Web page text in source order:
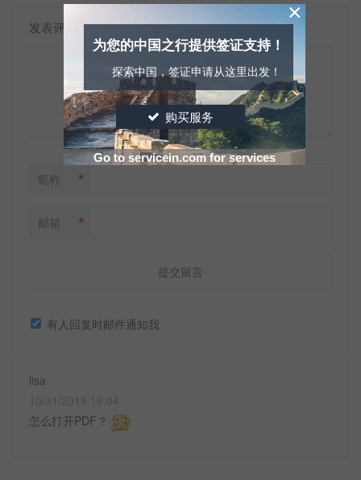
发表评论
昵称 *
邮箱 *
有人回复时邮件通知我
lisa
怎么打开PDF？
为您的中国之行提供签证支持！
探索中国，签证申请从这里出发！
×
购买服务
Go to servicein.com for services